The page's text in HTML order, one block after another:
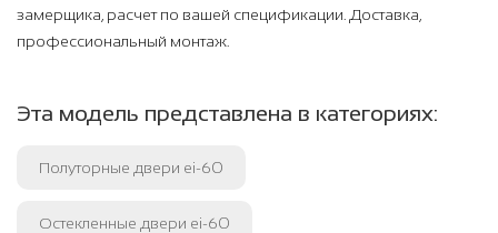
замерщика, расчет по вашей спецификации. Доставка,
профессиональный монтаж.
Эта модель представлена в категориях:
Полуторные двери ei-60
Остекленные двери ei-60